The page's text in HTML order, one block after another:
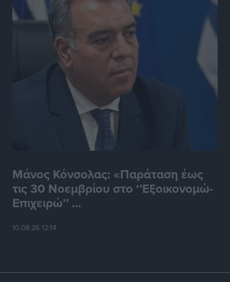
Μάνος Κόνσολας: «Παράταση έως
τις 30 Νοεμβρίου στο ‘’Εξοικονομώ-
Επιχειρώ’’ ...
10.08.26 12:14